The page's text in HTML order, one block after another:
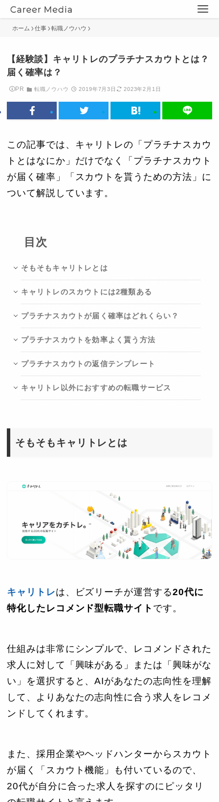
ホーム 仕事 転職ノウハウ
【経験談】キャリトレのプラチナスカウトとは？
届く確率は？
PR 転職ノウハウ 2019年7月3日 2023年2月1日
この記事では、キャリトレの「プラチナスカウ
トとはなにか」だけでなく「プラチナスカウト
が届く確率」「スカウトを貰うための方法」に
ついて解説しています。
目次
そもそもキャリトレとは
キャリトレのスカウトには2種類ある
プラチナスカウトが届く確率はどれくらい？
プラチナスカウトを効率よく貰う方法
プラチナスカウトの返信テンプレート
キャリトレ以外におすすめの転職サービス
そもそもキャリトレとは
キャリトレは、ビズリーチが運営する20代に
特化したレコメンド型転職サイト です。
仕組みは非常にシンプルで、レコメンドされた
求人に対して「興味がある」または「興味がな
い」を選択すると、AIがあなたの志向性を理解
して、よりあなたの志向性に合う求人をレコメ
ンドしてくれます。
また、採用企業やヘッドハンターからスカウト
が届く「スカウト機能」も付いているので、
20代が自分に合った求人を探すのにピッタリ